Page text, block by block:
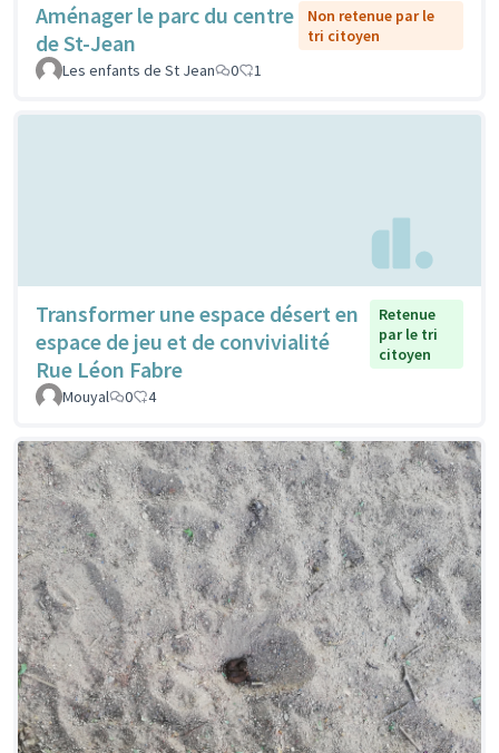
Aménager le parc du centre
de St-Jean
Non retenue par le
tri citoyen
Les enfants de St Jean
0 1
Transformer une espace désert en
espace de jeu et de convivialité
Rue Léon Fabre
Retenue
par le tri
citoyen
Mouyal 0 4